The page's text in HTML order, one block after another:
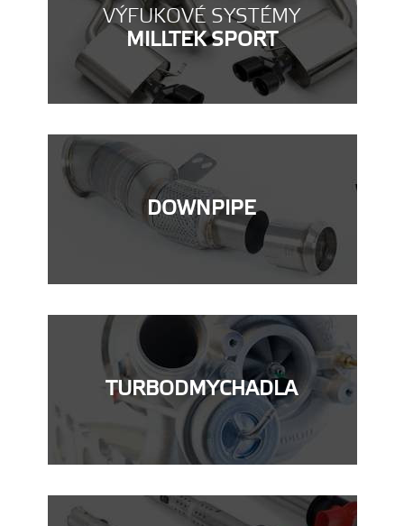
VÝFUKOVÉ SYSTÉMY
MILLTEK SPORT
DOWNPIPE
TURBODMYCHADLA